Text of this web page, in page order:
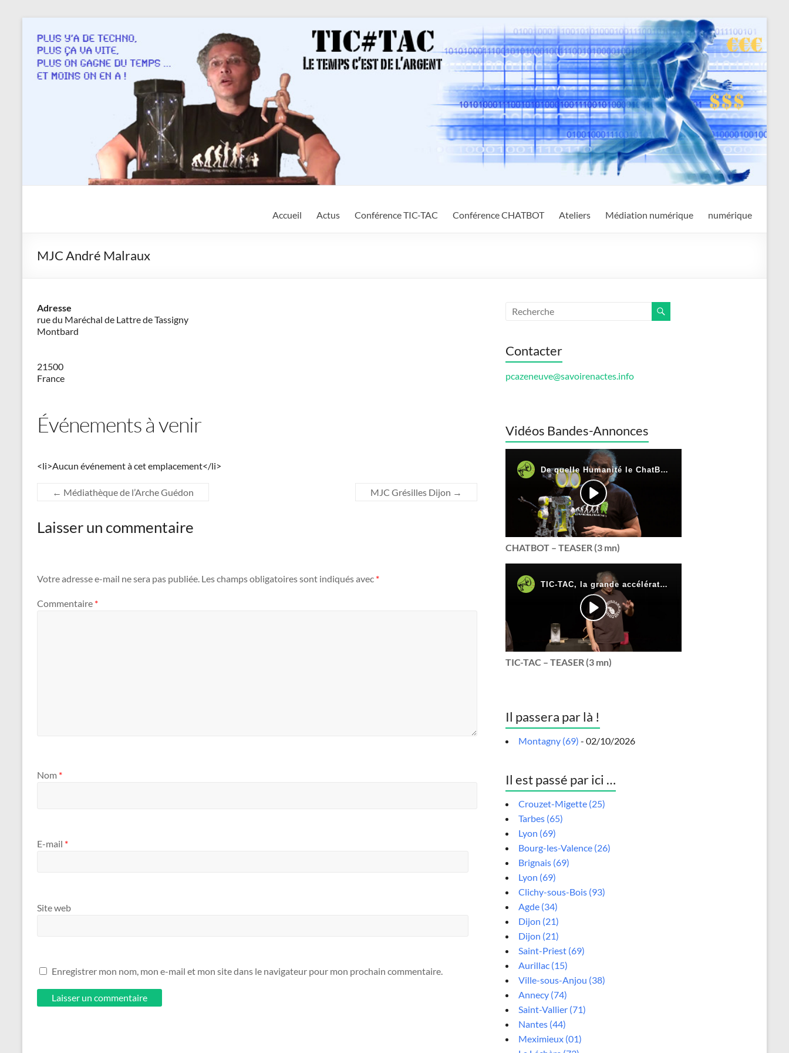
contenu
actes
Philippe
Cazeneuve
Accueil Actus Conférence TIC-TAC Conférence CHATBOT Ateliers Médiation numérique numérique
MJC André Malraux
Adresse
rue du Maréchal de Lattre de Tassigny
Montbard
21500
France
Événements à venir
<li>Aucun événement à cet emplacement</li>
← Médiathèque de l’Arche Guédon MJC Grésilles Dijon →
Laisser un commentaire
Votre adresse e-mail ne sera pas publiée. Les champs obligatoires sont indiqués avec *
Commentaire *
Nom *
E-mail *
Site web
Enregistrer mon nom, mon e-mail et mon site dans le navigateur pour mon prochain commentaire.
Contacter
pcazeneuve@savoirenactes.info
Vidéos Bandes-Annonces
CHATBOT – TEASER (3 mn)
TIC-TAC – TEASER (3 mn)
Il passera par là !
Montagny (69) - 02/10/2026
Il est passé par ici …
Crouzet-Migette (25)
Tarbes (65)
Lyon (69)
Bourg-les-Valence (26)
Brignais (69)
Lyon (69)
Clichy-sous-Bois (93)
Agde (34)
Dijon (21)
Dijon (21)
Saint-Priest (69)
Aurillac (15)
Ville-sous-Anjou (38)
Annecy (74)
Saint-Vallier (71)
Nantes (44)
Meximieux (01)